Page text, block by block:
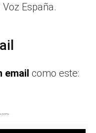
España.
email como este: